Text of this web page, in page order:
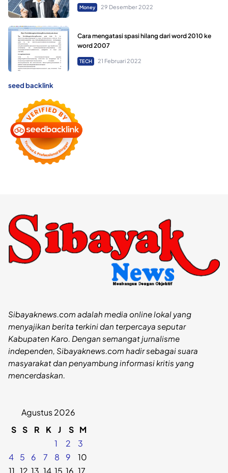
Money 29 Desember 2022
Cara mengatasi spasi hilang dari word 2010 ke
word 2007
TECH 21 Februari 2022
seed backlink
Sibayaknews.com adalah media online lokal yang
menyajikan berita terkini dan terpercaya seputar
Kabupaten Karo. Dengan semangat jurnalisme
independen, Sibayaknews.com hadir sebagai suara
masyarakat dan penyambung informasi kritis yang
mencerdaskan.
Agustus 2026
S S R K J S M
1
2
3
4
5 6 7 8 9
10
11 12 13 14 15 16 17